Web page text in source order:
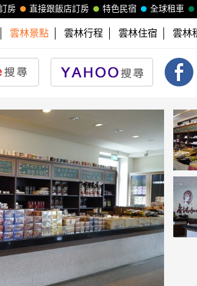
全球租車
特色民宿
直接跟飯店訂房
房
雲林景點 雲林行程 雲林住宿 雲林